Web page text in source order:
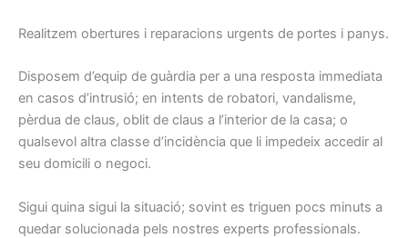
Realitzem obertures i reparacions urgents de portes i panys.
Disposem d’equip de guàrdia per a una resposta immediata
en casos d’intrusió; en intents de robatori, vandalisme,
pèrdua de claus, oblit de claus a l’interior de la casa; o
qualsevol altra classe d’incidència que li impedeix accedir al
seu domicili o negoci.
Sigui quina sigui la situació; sovint es triguen pocs minuts a
quedar solucionada pels nostres experts professionals.